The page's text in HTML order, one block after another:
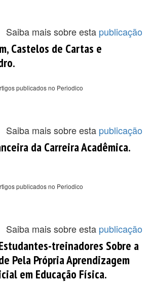
Saiba mais sobre esta publicação
Castelos de Cartas e
publicados no Periodico
Saiba mais sobre esta publicação
da Carreira Acadêmica.
publicados no Periodico
Saiba mais sobre esta publicação
treinadores Sobre a
Pela Própria Aprendizagem
em Educação Física.